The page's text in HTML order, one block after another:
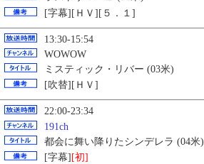
[字幕][ＨＶ][５．１]
13:30-15:54
WOWOW
ミスティック・リバー (03米)
[吹替][ＨＶ]
22:00-23:34
191ch
都会に舞い降りたシンデレラ (04米)
[字幕] [初]